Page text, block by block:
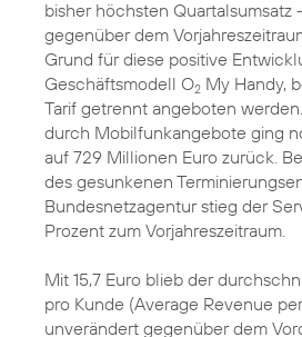
bisher höchsten Quartalsumsatz
gegenüber dem
Grund für diese positive
Geschäftsmodell O2 My Handy,
Tarif getrennt angeboten
durch Mobilfunkangebote ging
auf 729 Millionen Euro zurück.
des gesunkenen
Bundesnetzagentur stieg der
Prozent zum Vorjahreszeitraum.
Mit 15,7 Euro blieb der
pro Kunde (Average Revenue
unverändert gegenüber dem